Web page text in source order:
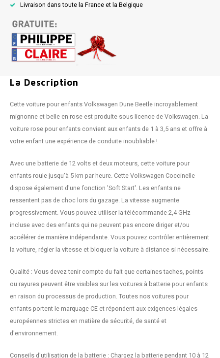
Livraison dans toute la France et la Belgique
La Description
Cette voiture pour enfants Volkswagen Dune Beetle incroyablement
mignonne et belle en rose est produite sous licence de Volkswagen. La
voiture rose pour enfants convient aux enfants de 1 à 3,5 ans et offre à
votre enfant une expérience de conduite inoubliable !
Avec une batterie de 12 volts et deux moteurs, cette voiture pour
enfants roule jusqu'à 5 km par heure. Cette Volkswagen Coccinelle
dispose également d'une fonction 'Soft Start'. Les enfants ne
ressentent pas de choc lors du gazage. La vitesse augmente
progressivement. Vous pouvez utiliser la télécommande 2,4 GHz
incluse avec des enfants qui ne peuvent pas encore diriger et/ou
accélérer de manière indépendante. Vous pouvez contrôler entièrement
la voiture, régler la vitesse et bloquer la voiture à distance si nécessaire.
Qualité : Vous devez tenir compte du fait que certaines taches, points
ou rayures peuvent être visibles sur les voitures à batterie pour enfants
en raison du processus de production. Toutes nos voitures pour
enfants portent le marquage CE et répondent aux exigences légales
européennes strictes en matière de sécurité, de santé et
d'environnement.
Conseils d'utilisation de la batterie : Chargez la batterie pendant 10 à 12